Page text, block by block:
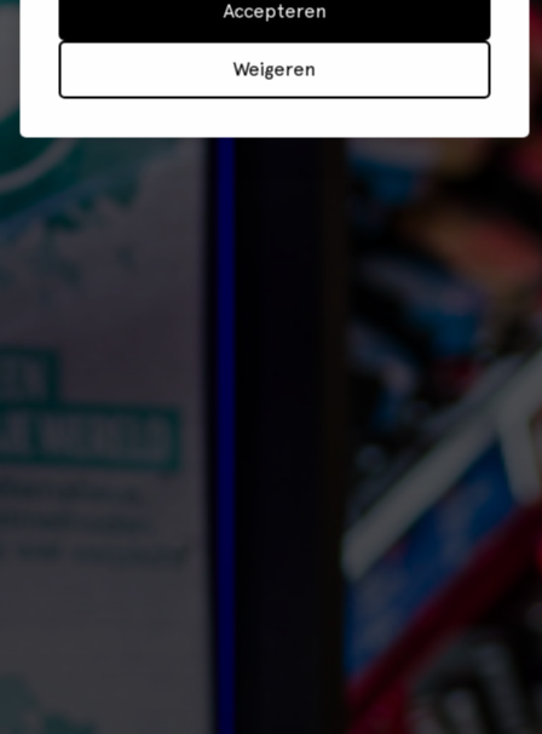
Weigeren
Accepteren